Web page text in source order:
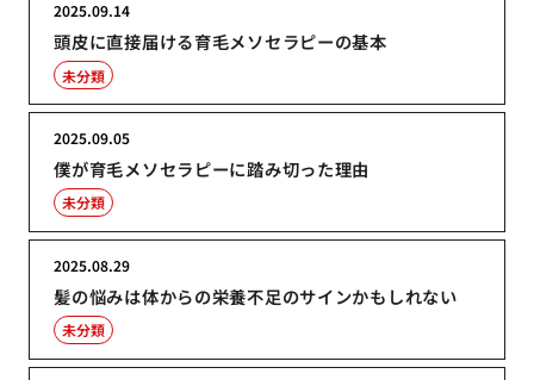
頭皮に直接届ける育毛メソセラピーの基本
2025.09.14
未分類
僕が育毛メソセラピーに踏み切った理由
2025.09.05
未分類
髪の悩みは体からの栄養不足のサインかもしれない
2025.08.29
未分類